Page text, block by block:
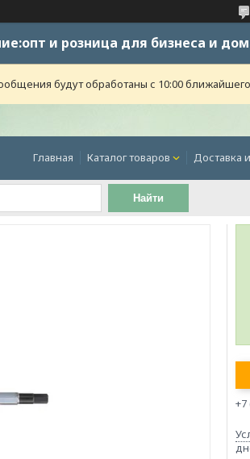
и розница для бизнеса и
будут обработаны с 10:00
Главная Каталог товаров Доставка
Найти
+7